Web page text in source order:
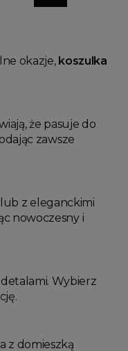
okazje, koszulka
że pasuje do
zawsze
z eleganckimi
nowoczesny i
Wybierz
z domieszką